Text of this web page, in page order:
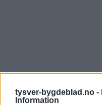
tysver-bygdeblad.no -
Information